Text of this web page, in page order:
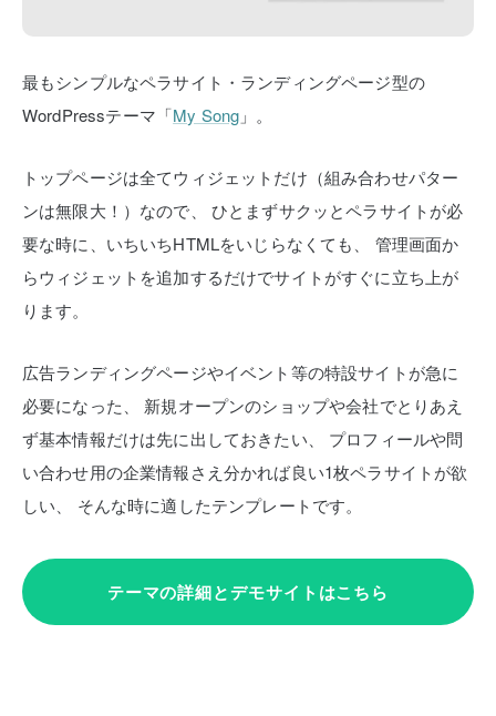
最もシンプルなペラサイト・ランディングページ型の
WordPressテーマ「My Song 」。
トップページは全てウィジェットだけ（組み合わせパター
ンは無限大！）なので、
ひとまずサクッとペラサイトが必
要な時に、いちいちHTMLをいじらなくても、
管理画面か
らウィジェットを追加するだけでサイトがすぐに立ち上が
ります。
広告ランディングページやイベント等の特設サイトが急に
必要になった、
新規オープンのショップや会社でとりあえ
ず基本情報だけは先に出しておきたい、
プロフィールや問
い合わせ用の企業情報さえ分かれば良い1枚ペラサイトが欲
しい、
そんな時に適したテンプレートです。
テーマの詳細とデモサイトはこちら